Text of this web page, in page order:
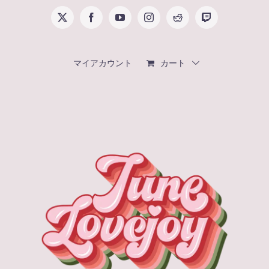
X FacebookYouTubeInstagramReddit Twitch
マイアカウント カート